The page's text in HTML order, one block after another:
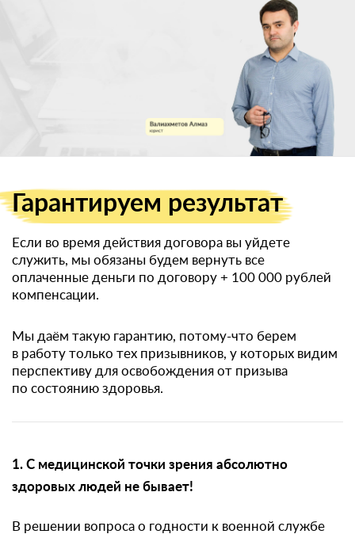
Гарантируем результат
Если во время действия договора вы уйдете
служить, мы обязаны будем вернуть все
оплаченные деньги по договору + 100 000 рублей
компенсации.
Мы даём такую гарантию, потому-что берем
в работу только тех призывников, у которых видим
перспективу для освобождения от призыва
по состоянию здоровья.
1. С медицинской точки зрения абсолютно
здоровых людей не бывает!
В решении вопроса о годности к военной службе